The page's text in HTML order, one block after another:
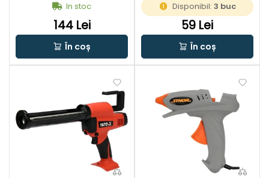
In stoc
144 Lei
În coș
Disponibil:3 buc
59 Lei
În coș